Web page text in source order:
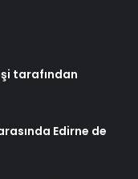
tarafından
Edirne de